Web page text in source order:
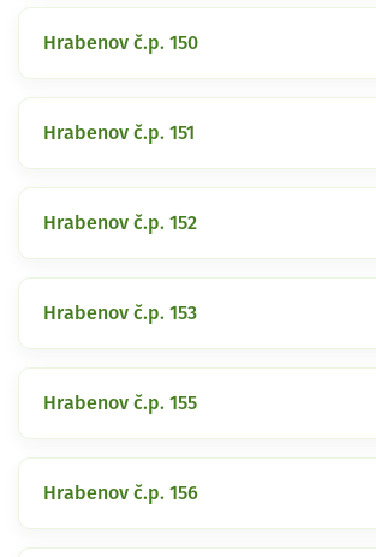
Hrabenov č.p. 150
Hrabenov č.p. 151
Hrabenov č.p. 152
Hrabenov č.p. 153
Hrabenov č.p. 155
Hrabenov č.p. 156